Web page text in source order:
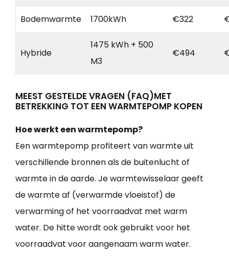
Bodemwarmte 1700kWh €322
Hybride
1475 kWh + 500
M3
€494
MEEST GESTELDE VRAGEN (FAQ)MET
BETREKKING TOT EEN WARMTEPOMP KOPEN
Hoe werkt een warmtepomp?
Een warmtepomp profiteert van warmte uit
verschillende bronnen als de buitenlucht of
warmte in de aarde. Je warmtewisselaar geeft
de warmte af (verwarmde vloeistof) de
verwarming of het voorraadvat met warm
water. De hitte wordt ook gebruikt voor het
voorraadvat voor aangenaam warm water.